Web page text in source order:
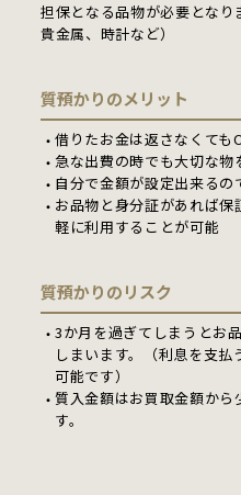
担保となる品物が必要となり
貴金属、時計など）
質預かりのメリット
借りたお金は返さなくても
急な出費の時でも大切な
自分で金額が設定出来る
お品物と身分証があれば
軽に利用することが可能
質預かりのリスク
3か月を過ぎてしまうとお
しまいます。（利息を支
可能です）
質入金額はお買取金額から
す。